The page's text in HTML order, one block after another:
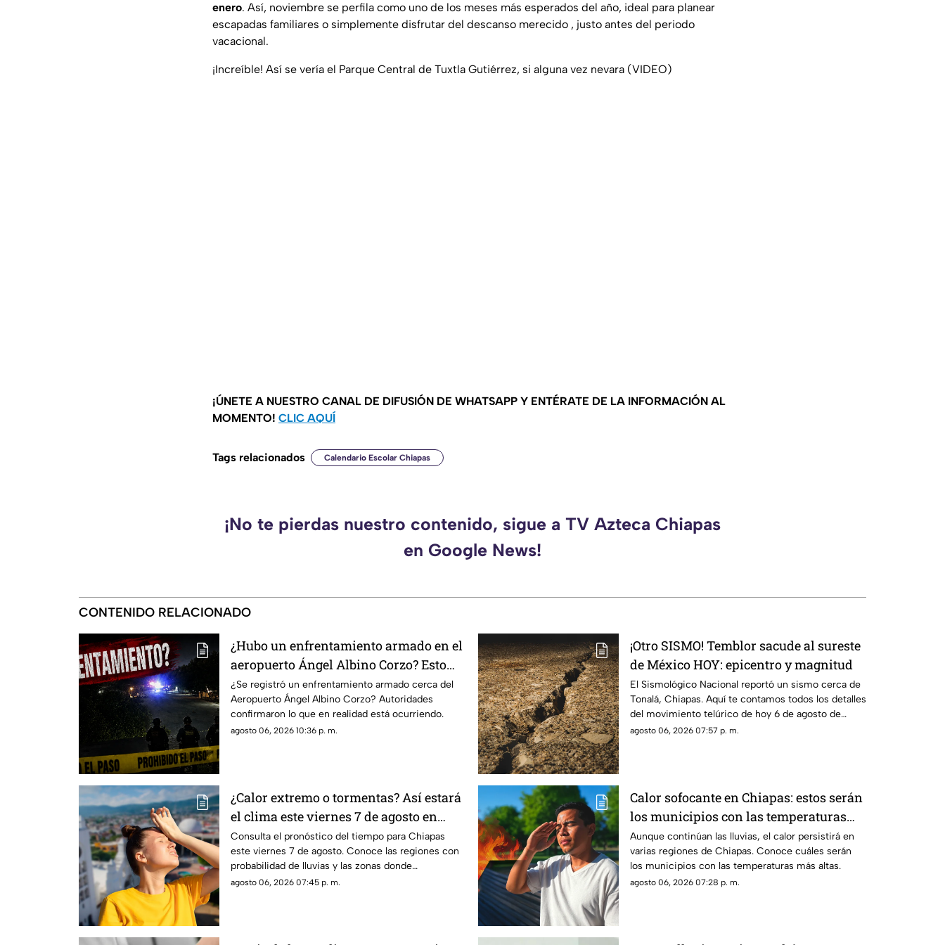
enero. Así, noviembre se perfila como uno de los meses más esperados del año, ideal para planear
escapadas familiares o simplemente disfrutar del descanso merecido , justo antes del periodo
vacacional.
¡Increíble! Así se vería el Parque Central de Tuxtla Gutiérrez, si alguna vez nevara (VIDEO)
¡ÚNETE A NUESTRO CANAL DE DIFUSIÓN DE WHATSAPP Y ENTÉRATE DE LA INFORMACIÓN AL
MOMENTO! CLIC AQUÍ
Tags relacionados Calendario Escolar Chiapas
¡No te pierdas nuestro contenido, sigue a TV Azteca Chiapas
en Google News!
CONTENIDO RELACIONADO
¿Hubo un enfrentamiento armado en el
aeropuerto Ángel Albino Corzo? Esto
dijeron las autoridades
¿Se registró un enfrentamiento armado cerca del
Aeropuerto Ángel Albino Corzo? Autoridades
confirmaron lo que en realidad está ocurriendo.
agosto 06, 2026 10:36 p. m.
¡Otro SISMO! Temblor sacude al sureste
de México HOY: epicentro y magnitud
El Sismológico Nacional reportó un sismo cerca de
Tonalá, Chiapas. Aquí te contamos todos los detalles
del movimiento telúrico de hoy 6 de agosto de
2026.
agosto 06, 2026 07:57 p. m.
¿Calor extremo o tormentas? Así estará
el clima este viernes 7 de agosto en
Chiapas
Consulta el pronóstico del tiempo para Chiapas
este viernes 7 de agosto. Conoce las regiones con
probabilidad de lluvias y las zonas donde
predominará el ambiente caluroso.
agosto 06, 2026 07:45 p. m.
Calor sofocante en Chiapas: estos serán
los municipios con las temperaturas
más altas este viernes 7 de agosto
Aunque continúan las lluvias, el calor persistirá en
varias regiones de Chiapas. Conoce cuáles serán
los municipios con las temperaturas más altas.
agosto 06, 2026 07:28 p. m.